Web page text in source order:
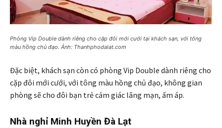
Phòng Vip Double dành riêng cho cặp đôi mới cưới tại khách sạn, với tông
màu hồng chủ đạo. Ảnh: Thanhphodalat.com
Đặc biệt, khách sạn còn có phòng Vip Double dành riêng cho
cặp đôi mới cưới, với tông màu hồng chủ đạo, không gian
phòng sẽ cho đôi bạn trẻ cảm giác lãng mạn, ấm áp.
Nhà nghỉ Minh Huyền Đà Lạt